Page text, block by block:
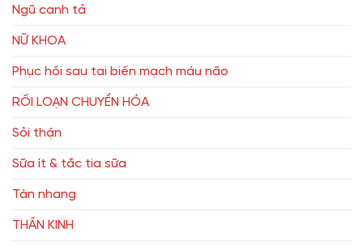
Ngũ canh tả
NỮ KHOA
Phục hồi sau tai biến mạch máu não
RỐI LOẠN CHUYỂN HÓA
Sỏi thận
Sữa ít & tắc tia sữa
Tàn nhang
THẦN KINH